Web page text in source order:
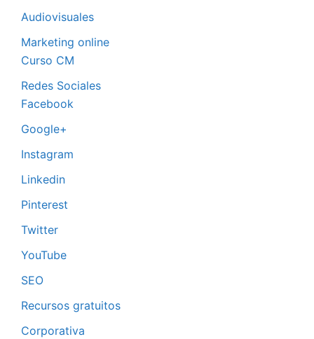
Audiovisuales
Marketing online
Curso CM
Redes Sociales
Facebook
Google+
Instagram
Linkedin
Pinterest
Twitter
YouTube
SEO
Recursos gratuitos
Corporativa